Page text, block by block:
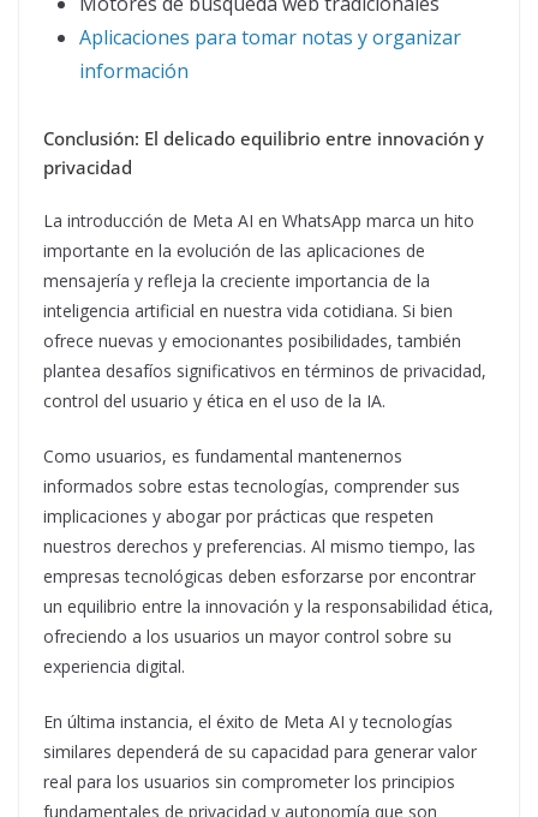
Aplicaciones para tomar notas y organizar
información
Conclusión: El delicado equilibrio entre innovación y
privacidad
La introducción de Meta AI en WhatsApp marca un hito
importante en la evolución de las aplicaciones de
mensajería y refleja la creciente importancia de la
inteligencia artificial en nuestra vida cotidiana. Si bien
ofrece nuevas y emocionantes posibilidades, también
plantea desafíos significativos en términos de privacidad,
control del usuario y ética en el uso de la IA.
Como usuarios, es fundamental mantenernos
informados sobre estas tecnologías, comprender sus
implicaciones y abogar por prácticas que respeten
nuestros derechos y preferencias. Al mismo tiempo, las
empresas tecnológicas deben esforzarse por encontrar
un equilibrio entre la innovación y la responsabilidad ética,
ofreciendo a los usuarios un mayor control sobre su
experiencia digital.
En última instancia, el éxito de Meta AI y tecnologías
similares dependerá de su capacidad para generar valor
real para los usuarios sin comprometer los principios
fundamentales de privacidad y autonomía que son